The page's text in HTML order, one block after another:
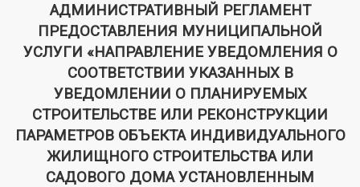
АДМИНИСТРАТИВНЫЙ РЕГЛАМЕНТ
ПРЕДОСТАВЛЕНИЯ МУНИЦИПАЛЬНОЙ
УСЛУГИ «НАПРАВЛЕНИЕ УВЕДОМЛЕНИЯ О
СООТВЕТСТВИИ УКАЗАННЫХ В
УВЕДОМЛЕНИИ О ПЛАНИРУЕМЫХ
СТРОИТЕЛЬСТВЕ ИЛИ РЕКОНСТРУКЦИИ
ПАРАМЕТРОВ ОБЪЕКТА ИНДИВИДУАЛЬНОГО
ЖИЛИЩНОГО СТРОИТЕЛЬСТВА ИЛИ
САДОВОГО ДОМА УСТАНОВЛЕННЫМ